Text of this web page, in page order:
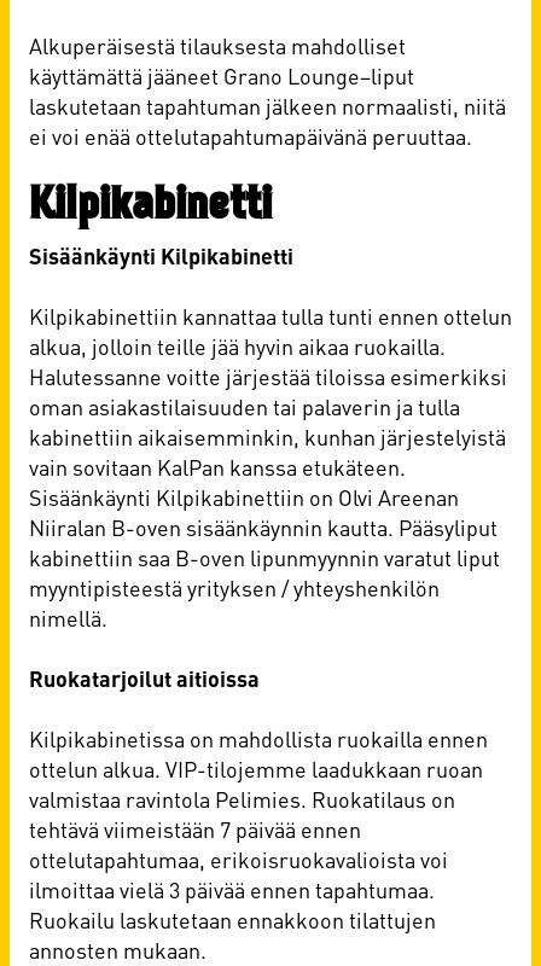
Alkuperäisestä tilauksesta mahdolliset
käyttämättä jääneet Grano Lounge–liput
laskutetaan tapahtuman jälkeen normaalisti, niitä
ei voi enää ottelutapahtumapäivänä peruuttaa.
Kilpikabinetti
Sisäänkäynti Kilpikabinetti
Kilpikabinettiin kannattaa tulla tunti ennen ottelun
alkua, jolloin teille jää hyvin aikaa ruokailla.
Halutessanne voitte järjestää tiloissa esimerkiksi
oman asiakastilaisuuden tai palaverin ja tulla
kabinettiin aikaisemminkin, kunhan järjestelyistä
vain sovitaan KalPan kanssa etukäteen.
Sisäänkäynti Kilpikabinettiin on Olvi Areenan
Niiralan B-oven sisäänkäynnin kautta. Pääsyliput
kabinettiin saa B-oven lipunmyynnin varatut liput
myyntipisteestä yrityksen / yhteyshenkilön
nimellä.
Ruokatarjoilut aitioissa
Kilpikabinetissa on mahdollista ruokailla ennen
ottelun alkua. VIP-tilojemme laadukkaan ruoan
valmistaa ravintola Pelimies. Ruokatilaus on
tehtävä viimeistään 7 päivää ennen
ottelutapahtumaa, erikoisruokavalioista voi
ilmoittaa vielä 3 päivää ennen tapahtumaa.
Ruokailu laskutetaan ennakkoon tilattujen
annosten mukaan.